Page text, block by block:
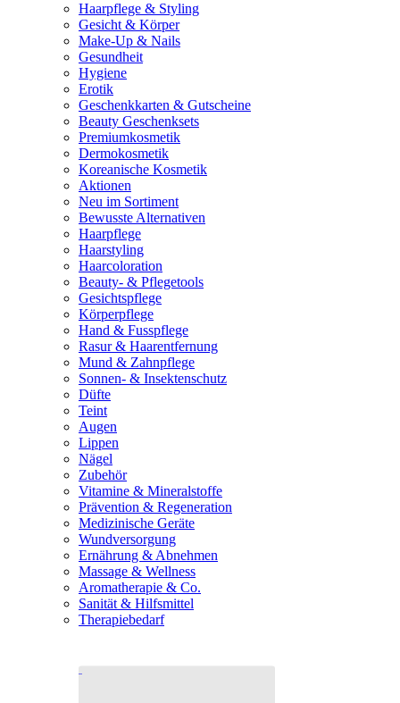
Haarpflege & Styling
Gesicht & Körper
Make-Up & Nails
Gesundheit
Hygiene
Erotik
Geschenkkarten & Gutscheine
Beauty Geschenksets
Premiumkosmetik
Dermokosmetik
Koreanische Kosmetik
Aktionen
Neu im Sortiment
Bewusste Alternativen
Haarpflege
Haarstyling
Haarcoloration
Beauty- & Pflegetools
Gesichtspflege
Körperpflege
Hand & Fusspflege
Rasur & Haarentfernung
Mund & Zahnpflege
Sonnen- & Insektenschutz
Düfte
Teint
Augen
Lippen
Nägel
Zubehör
Vitamine & Mineralstoffe
Prävention & Regeneration
Medizinische Geräte
Wundversorgung
Ernährung & Abnehmen
Massage & Wellness
Aromatherapie & Co.
Sanität & Hilfsmittel
Therapiebedarf